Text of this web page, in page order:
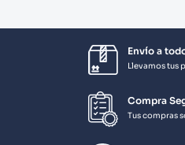
Envío a
Llevamos tus
Compra
Tus compras